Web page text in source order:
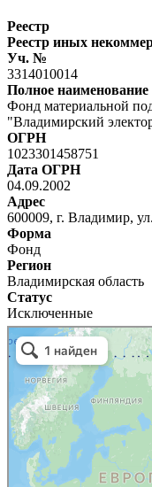
Реестр
Реестр иных
Уч. №
3314010014
Полное наименование
Фонд материальной
"Владимирский
ОГРН
1023301458751
Дата ОГРН
04.09.2002
Адрес
600009, г. Владимир,
Форма
Фонд
Регион
Владимирская область
Статус
Исключенные